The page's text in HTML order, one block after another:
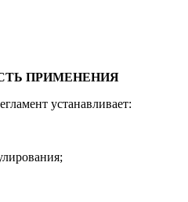
ПРИМЕНЕНИЯ
устанавливает: